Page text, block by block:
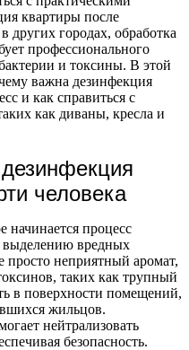
квартиры после
других городах, обработка
профессионального
и токсины. В этой
важна дезинфекция
и как справиться с
как диваны, кресла и
человека
начинается процесс
выделению вредных
неприятный аромат,
таких как трупный
в поверхности помещений,
жильцов.
нейтрализовать
безопасность.